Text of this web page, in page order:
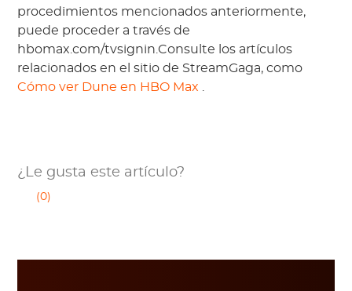
procedimientos mencionados anteriormente,
puede proceder a través de
hbomax.com/tvsignin.Consulte los artículos
relacionados en el sitio de StreamGaga, como
Cómo ver Dune en HBO Max
¿Le gusta este artículo?
(0)